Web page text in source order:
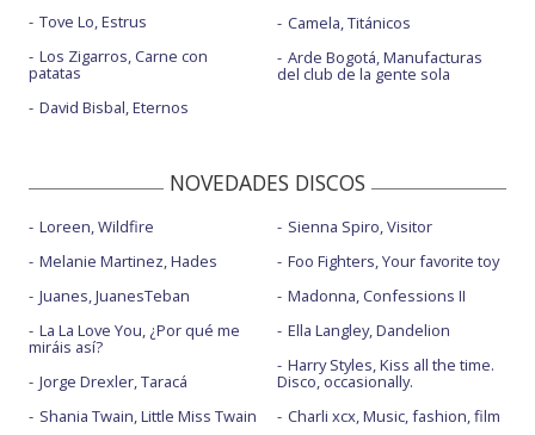
Tove Lo, Estrus
Los Zigarros, Carne con
patatas
David Bisbal, Eternos
Camela, Titánicos
Arde Bogotá, Manufacturas
del club de la gente sola
NOVEDADES DISCOS
Loreen, Wildfire
Melanie Martinez, Hades
Juanes, JuanesTeban
La La Love You, ¿Por qué me
miráis así?
Jorge Drexler, Taracá
Shania Twain, Little Miss Twain
Sienna Spiro, Visitor
Foo Fighters, Your favorite toy
Madonna, Confessions II
Ella Langley, Dandelion
Harry Styles, Kiss all the time.
Disco, occasionally.
Charli xcx, Music, fashion, film